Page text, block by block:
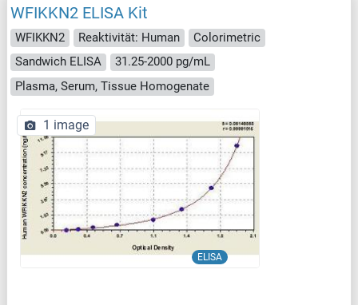
WFIKKN2 ELISA Kit
WFIKKN2 Reaktivität: Human
Colorimetric
Sandwich ELISA
31.25-2000 pg/mL
Plasma, Serum, Tissue Homogenate
ELISA
1 image